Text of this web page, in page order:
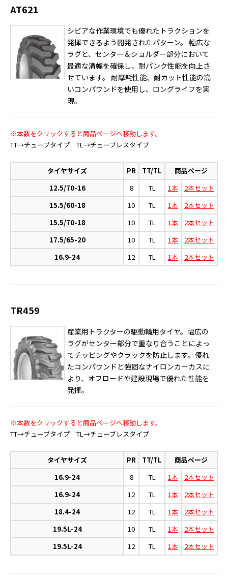
AT621
シビアな作業環境でも優れたトラクションを
発揮できるよう開発されたパターン。 幅広な
ラグと、センター＆ショルダー部分において
最適な溝幅を確保し、耐パンク性能を向上さ
せています。 耐摩耗性能、耐カット性能の高
いコンパウンドを使用し、ロングライフを実
現。
※本数をクリックすると商品ページへ移動します。
TT→チューブタイプ TL→チューブレスタイプ
タイヤサイズ PR TT/TL
商品ページ
12.5/70-16
8 TL 1本
2本セット
15.5/60-18
10 TL 1本
2本セット
15.5/70-18
10 TL 1本
2本セット
17.5/65-20
10 TL 1本
2本セット
16.9-24
12 TL 1本 2本セット
TR459
産業用トラクターの駆動輪用タイヤ。幅広の
ラグがセンター部分で重なり合うことによっ
てチッピングやクラックを防止します。優れ
たコンパウンドと強固なナイロンカーカスに
より、オフロードや建設現場で優れた性能を
発揮。
※本数をクリックすると商品ページへ移動します。
TT→チューブタイプ TL→チューブレスタイプ
タイヤサイズ PR TT/TL
商品ページ
16.9-24
8 TL 1本
2本セット
16.9-24
12 TL 1本
2本セット
18.4-24
12 TL 1本
2本セット
19.5L-24
10 TL 1本
2本セット
19.5L-24
12 TL 1本 2本セット